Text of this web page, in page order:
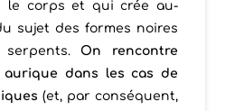
le corps et qui crée au-
sujet des formes noires
On rencontre
aurique dans les cas de
(et, par conséquent,